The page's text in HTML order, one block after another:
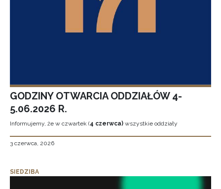
GODZINY OTWARCIA ODDZIAŁÓW 4-
5.06.2026 R.
Informujemy, że w czwartek (4 czerwca) wszystkie oddziały
3 czerwca, 2026
SIEDZIBA